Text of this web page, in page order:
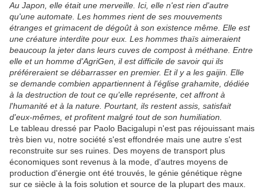
Au Japon, elle était une merveille. Ici, elle n'est rien d'autre
qu'une automate. Les hommes rient de ses mouvements
étranges et grimacent de dégoût à son existence même. Elle est
une créature interdite pour eux. Les hommes thaïs aimeraient
beaucoup la jeter dans leurs cuves de compost à méthane. Entre
elle et un homme d'AgriGen, il est difficile de savoir qui ils
préféreraient se débarrasser en premier. Et il y a les gaijin. Elle
se demande combien appartiennent à l'église grahamite, dédiée
à la destruction de tout ce qu'elle représente, cet affront à
l'humanité et à la nature. Pourtant, ils restent assis, satisfait
d'eux-mêmes, et profitent malgré tout de son humiliation.
Le tableau dressé par Paolo Bacigalupi n'est pas réjouissant mais
très bien vu, notre société s'est effondrée mais une autre s'est
reconstruite sur ses ruines. Des moyens de transport plus
économiques sont revenus à la mode, d'autres moyens de
production d'énergie ont été trouvés, le génie génétique règne
sur ce siècle à la fois solution et source de la plupart des maux.